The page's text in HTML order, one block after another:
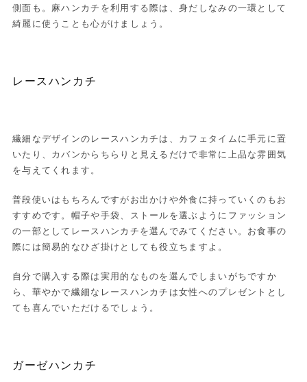
側面も。麻ハンカチを利用する際は、身だしなみの一環として
綺麗に使うことも心がけましょう。
レースハンカチ
繊細なデザインのレースハンカチは、カフェタイムに手元に置
いたり、カバンからちらりと見えるだけで非常に上品な雰囲気
を与えてくれます。
普段使いはもちろんですがお出かけや外食に持っていくのもお
すすめです。帽子や手袋、ストールを選ぶようにファッション
の一部としてレースハンカチを選んでみてください。お食事の
際には簡易的なひざ掛けとしても役立ちますよ。
自分で購入する際は実用的なものを選んでしまいがちですか
ら、華やかで繊細なレースハンカチは女性へのプレゼントとし
ても喜んでいただけるでしょう。
ガーゼハンカチ